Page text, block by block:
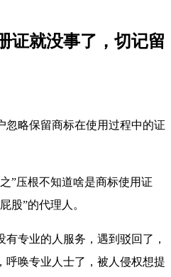
证就没事了，切记留
略保留商标在使用过程中的证
压根不知道啥是商标使用证
股”的代理人。
专业的人服务，遇到驳回了，
呼唤专业人士了，被人侵权想提